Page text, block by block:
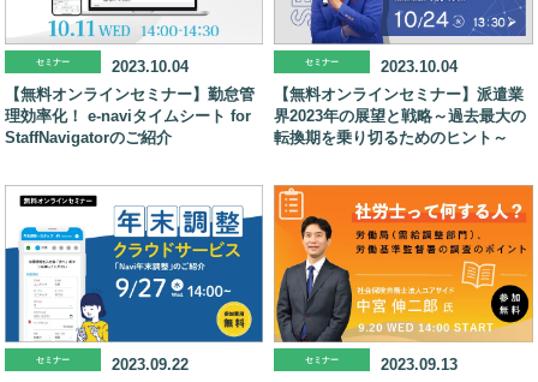
セミナー
2023.10.04
【無料オンラインセミナー】勤怠管
理効率化！ e-naviタイムシート for
StaffNavigatorのご紹介
セミナー
2023.10.04
【無料オンラインセミナー】派遣業
界2023年の展望と戦略～過去最大の
転換期を乗り切るためのヒント～
セミナー
2023.09.22
セミナー
2023.09.13